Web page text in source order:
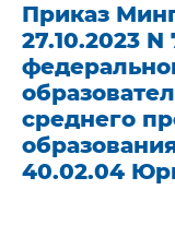
Приказ
27.10.2023
среднего
40.02.04